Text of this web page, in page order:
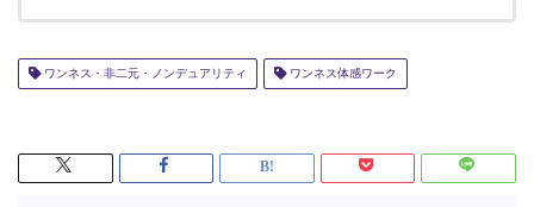
ワンネス・非二元・ノンデュアリティ ワンネス体感ワーク